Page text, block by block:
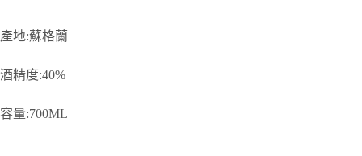
產地:蘇格蘭
酒精度:40%
容量:700ML